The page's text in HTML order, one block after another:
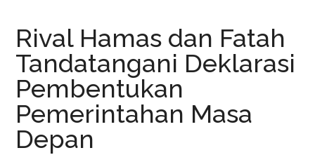
Rival Hamas dan Fatah
Tandatangani Deklarasi
Pembentukan
Pemerintahan Masa
Depan